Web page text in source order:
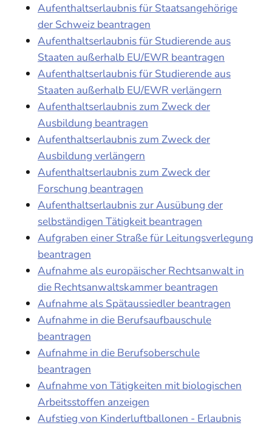
Aufenthaltserlaubnis für Staatsangehörige
der Schweiz beantragen
Aufenthaltserlaubnis für Studierende aus
Staaten außerhalb EU/EWR beantragen
Aufenthaltserlaubnis für Studierende aus
Staaten außerhalb EU/EWR verlängern
Aufenthaltserlaubnis zum Zweck der
Ausbildung beantragen
Aufenthaltserlaubnis zum Zweck der
Ausbildung verlängern
Aufenthaltserlaubnis zum Zweck der
Forschung beantragen
Aufenthaltserlaubnis zur Ausübung der
selbständigen Tätigkeit beantragen
Aufgraben einer Straße für Leitungsverlegung
beantragen
Aufnahme als europäischer Rechtsanwalt in
die Rechtsanwaltskammer beantragen
Aufnahme als Spätaussiedler beantragen
Aufnahme in die Berufsaufbauschule
beantragen
Aufnahme in die Berufsoberschule
beantragen
Aufnahme von Tätigkeiten mit biologischen
Arbeitsstoffen anzeigen
Aufstieg von Kinderluftballonen - Erlaubnis